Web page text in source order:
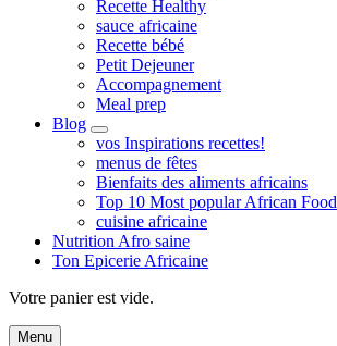
Recette Healthy
sauce africaine
Recette bébé
Petit Dejeuner
Accompagnement
Meal prep
Blog
expand
child
menu
vos Inspirations recettes!
menus de fêtes
Bienfaits des aliments africains
Top 10 Most popular African Food
cuisine africaine
Nutrition Afro saine
Ton Epicerie Africaine
Search
Votre panier est vide.
Menu